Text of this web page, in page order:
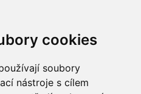
cookies
soubory
nástroje s cílem